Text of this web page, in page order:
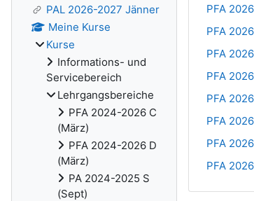
PFA
PFA
PFA
PFA
PFA
PFA
PFA
PFA
PAL 2026-2027 Jänner
Meine Kurse
Kurse
Informations- und
Servicebereich
Lehrgangsbereiche
PFA 2024-2026 C
(März)
PFA 2024-2026 D
(März)
PA 2024-2025 S
(Sept)